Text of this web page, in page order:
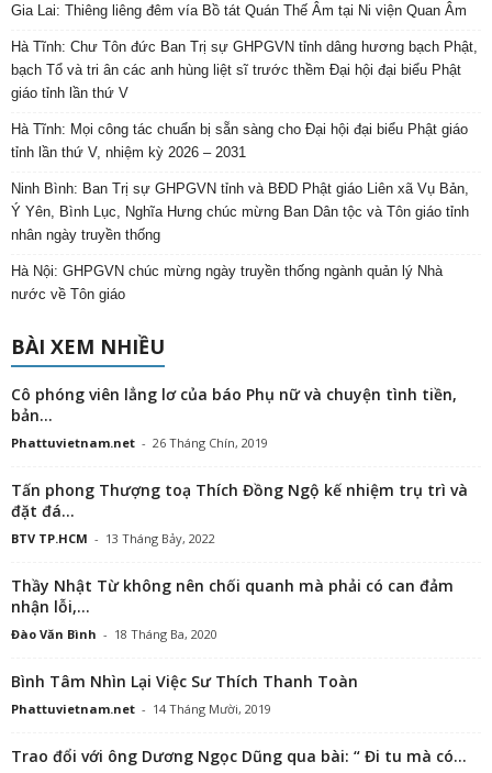
Gia Lai: Thiêng liêng đêm vía Bồ tát Quán Thế Âm tại Ni viện Quan Âm
Hà Tĩnh: Chư Tôn đức Ban Trị sự GHPGVN tỉnh dâng hương bạch Phật,
bạch Tổ và tri ân các anh hùng liệt sĩ trước thềm Đại hội đại biểu Phật
giáo tỉnh lần thứ V
Hà Tĩnh: Mọi công tác chuẩn bị sẵn sàng cho Đại hội đại biểu Phật giáo
tỉnh lần thứ V, nhiệm kỳ 2026 – 2031
Ninh Bình: Ban Trị sự GHPGVN tỉnh và BĐD Phật giáo Liên xã Vụ Bản,
Ý Yên, Bình Lục, Nghĩa Hưng chúc mừng Ban Dân tộc và Tôn giáo tỉnh
nhân ngày truyền thống
Hà Nội: GHPGVN chúc mừng ngày truyền thống ngành quản lý Nhà
nước về Tôn giáo
BÀI XEM NHIỀU
Cô phóng viên lẳng lơ của báo Phụ nữ và chuyện tình tiền,
bản...
Phattuvietnam.net - 26 Tháng Chín, 2019
Tấn phong Thượng toạ Thích Đồng Ngộ kế nhiệm trụ trì và
đặt đá...
BTV TP.HCM - 13 Tháng Bảy, 2022
Thầy Nhật Từ không nên chối quanh mà phải có can đảm
nhận lỗi,...
Đào Văn Bình - 18 Tháng Ba, 2020
Bình Tâm Nhìn Lại Việc Sư Thích Thanh Toàn
Phattuvietnam.net - 14 Tháng Mười, 2019
Trao đổi với ông Dương Ngọc Dũng qua bài: “ Đi tu mà có...